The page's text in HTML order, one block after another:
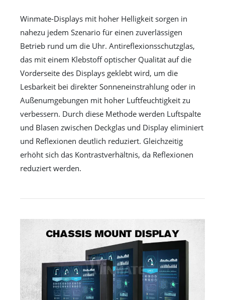
Winmate-Displays mit hoher Helligkeit sorgen in
nahezu jedem Szenario für einen zuverlässigen
Betrieb rund um die Uhr. Antireflexionsschutzglas,
das mit einem Klebstoff optischer Qualität auf die
Vorderseite des Displays geklebt wird, um die
Lesbarkeit bei direkter Sonneneinstrahlung oder in
Außenumgebungen mit hoher Luftfeuchtigkeit zu
verbessern. Durch diese Methode werden Luftspalte
und Blasen zwischen Deckglas und Display eliminiert
und Reflexionen deutlich reduziert. Gleichzeitig
erhöht sich das Kontrastverhältnis, da Reflexionen
reduziert werden.